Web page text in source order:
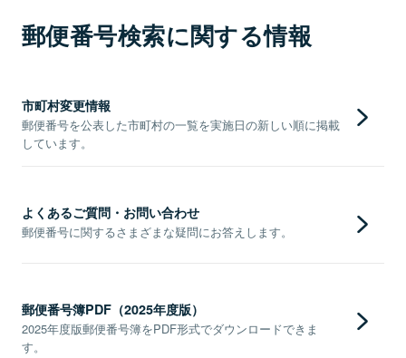
郵便番号検索に関する情報
市町村変更情報
郵便番号を公表した市町村の一覧を実施日の新しい順に掲載
しています。
よくあるご質問・お問い合わせ
郵便番号に関するさまざまな疑問にお答えします。
郵便番号簿PDF（2025年度版）
2025年度版郵便番号簿をPDF形式でダウンロードできま
す。